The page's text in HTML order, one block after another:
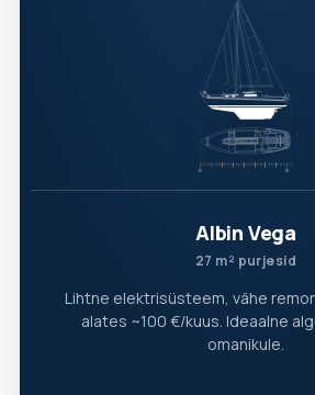
Albin Vega
27 m² purjesid
Lihtne elektrisüsteem, vähe
alates ~100 €/kuus. Ideaalne
omanikule.